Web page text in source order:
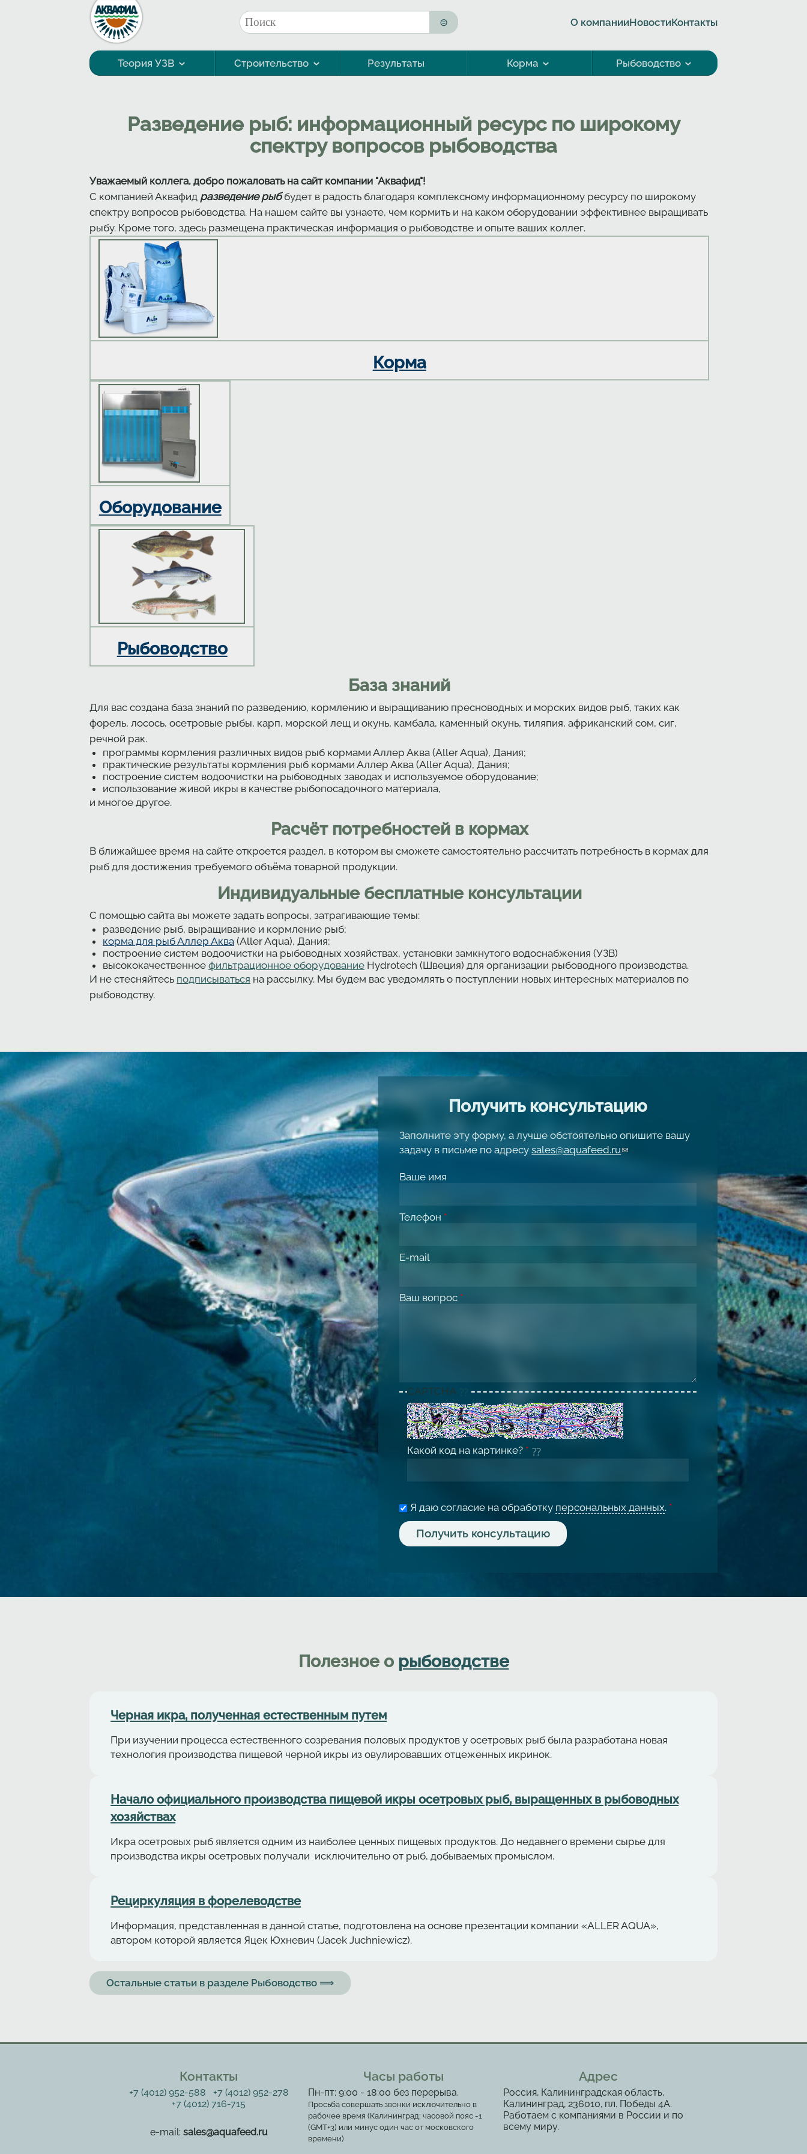
Перейти к основному содержанию
Форма поиска
Поиск О компанииНовостиКонтакты
Теория УЗВ Строительство Результаты Корма Рыбоводство
Разведение рыб: информационный ресурс по широкому
спектру вопросов рыбоводства
Уважаемый коллега, добро пожаловать на сайт компании "Аквафид"!
С компанией Аквафид разведение рыббудет в радость благодаря комплексному информационному ресурсу по широкому
спектру вопросов рыбоводства. На нашем сайте вы узнаете, чем кормить и на каком оборудовании эффективнее выращивать
рыбу. Кроме того, здесь размещена практическая информация о рыбоводстве и опыте ваших коллег.
Корма
Оборудование
Рыбоводство
База знаний
Для вас создана база знаний по разведению, кормлению и выращиванию пресноводных и морских видов рыб, таких как
форель, лосось, осетровые рыбы, карп, морской лещ и окунь, камбала, каменный окунь, тиляпия, африканский сом, сиг,
речной рак.
программы кормления различных видов рыб кормами Аллер Аква (Aller Aqua), Дания;
практические результаты кормления рыб кормами Аллер Аква (Aller Aqua), Дания;
построение систем водоочистки на рыбоводных заводах и используемое оборудование;
использование живой икры в качестве рыбопосадочного материала,
и многое другое.
Расчёт потребностей в кормах
В ближайшее время на сайте откроется раздел, в котором вы сможете самостоятельно рассчитать потребность в кормах для
рыб для достижения требуемого объёма товарной продукции.
Индивидуальные бесплатные консультации
С помощью сайта вы можете задать вопросы, затрагивающие темы:
разведение рыб, выращивание и кормление рыб;
корма для рыб Аллер Аква (Aller Aqua), Дания;
построение систем водоочистки на рыбоводных хозяйствах, установки замкнутого водоснабжения (УЗВ)
высококачественноефильтрационное оборудование Hydrotech (Швеция) для организации рыбоводного производства.
И не стесняйтесь подписываться на рассылку. Мы будем вас уведомлять о поступлении новых интересных материалов по
рыбоводству.
Получить консультацию
Заполните эту форму, а лучше обстоятельно опишите вашу
задачу в письме по адресуsales@aquafeed.ru(link sends e-mail)
Ваше имя
Телефон *
E-mail
Ваш вопрос *
CAPTCHA
Какой код на картинке? *
Я даю согласие на обработку персональных данных. *
Полезное о рыбоводстве
Черная икра, полученная естественным путем
При изучении процесса естественного созревания половых продуктов у осетровых рыб была разработана новая
технология производства пищевой черной икры из овулировавших отцеженных икринок.
Начало официального производства пищевой икры осетровых рыб, выращенных в рыбоводных
хозяйствах
Икра осетровых рыб является одним из наиболее ценных пищевых продуктов. До недавнего времени сырье для
производства икры осетровых получали исключительно от рыб, добываемых промыслом.
Рециркуляция в форелeводстве
Информация, представленная в данной статье, подготовлена на основе презентации компании «ALLER AQUA»,
автором которой является Яцек Юхневич (Jacek Juchniewicz).
Остальные статьи в разделе Рыбоводство ⟹
Контакты
+7 (4012) 952-588
+7 (4012) 952-278
+7 (4012) 716-715
e-mail: sales@aquafeed.ru
Часы работы
Пн-пт: 9:00 - 18:00 без перерыва.
Просьба совершать звонки исключительно в
рабочее время (Калининград: часовой пояс -1
(GMT+3) или минус один час от московского
времени)
Адрес
Россия, Калининградская область,
Калининград, 236010, пл. Победы 4А.
Работаем с компаниями в России и по
всему миру.